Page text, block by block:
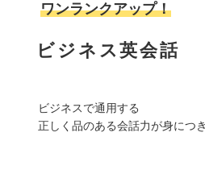
ワンランクアップ！
ビジネス英会話
ビジネスで通用する
正しく品のある会話力が身につき